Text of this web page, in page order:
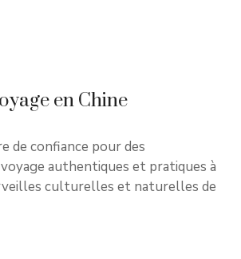
en Chine
de confiance pour des
authentiques et pratiques à
culturelles et naturelles de